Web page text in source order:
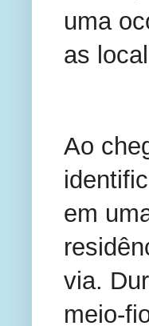
uma
as
Ao
em
via.
meio-